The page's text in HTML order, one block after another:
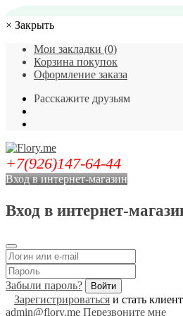
× Закрыть
Мои закладки (0)
Корзина покупок
Оформление заказа
Расскажите друзьям
+7(926)147-64-44
Вход в интернет-магазин
Вход в интернет-
Забыли пароль?
Зарегистрироваться и стать
admin@flory.me Перезвоните мне